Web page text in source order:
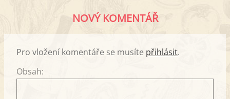
NOVÝ KOMENTÁŘ
Pro vložení komentáře se musíte přihlásit.
Obsah: